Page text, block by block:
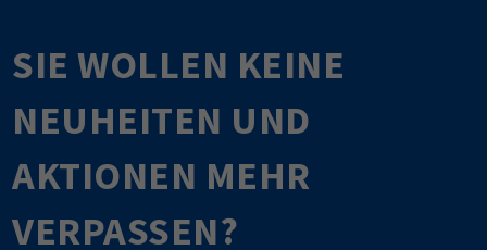
SIE WOLLEN KEINE
NEUHEITEN UND
AKTIONEN MEHR
VERPASSEN?